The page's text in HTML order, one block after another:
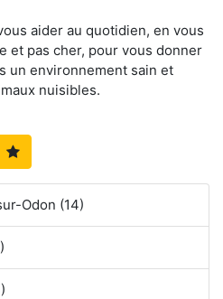
aider au quotidien, en vous
et pas cher, pour vous donner
un environnement sain et
nuisibles.
Odon (14)